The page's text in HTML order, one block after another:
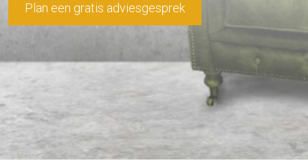
Plan een gratis adviesgesprek